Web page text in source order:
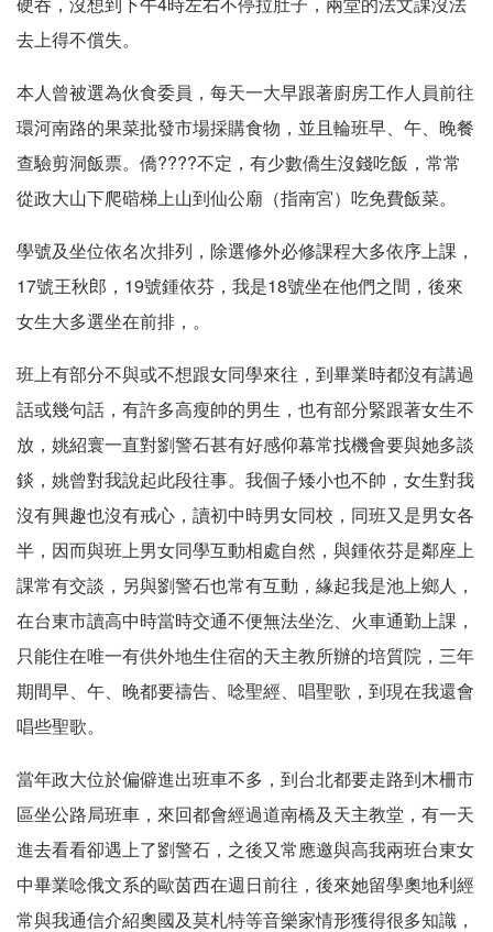
去上得不償失。
本人曾被選為伙食委員，每天一大早跟著廚房工作人員前往
環河南路的果菜批發市場採購食物，並且輪班早、午、晚餐
查驗剪洞飯票。僑????不定，有少數僑生沒錢吃飯，常常
從政大山下爬䃈梯上山到仙公廟（指南宮）吃免費飯菜。
學號及坐位依名次排列，除選修外必修課程大多依序上課，
17號王秋郎，19號鍾依芬，我是18號坐在他們之間，後來
女生大多選坐在前排，。
班上有部分不與或不想跟女同學來往，到畢業時都沒有講過
話或幾句話，有許多高瘦帥的男生，也有部分緊跟著女生不
放，姚紹寰一直對劉警石甚有好感仰幕常找機會要與她多談
錟，姚曾對我說起此段往事。我個子矮小也不帥，女生對我
沒有興趣也沒有戒心，讀初中時男女同校，同班又是男女各
半，因而與班上男女同學互動相處自然，與鍾依芬是鄰座上
課常有交談，另與劉警石也常有互動，緣起我是池上鄉人，
在台東市讀高中時當時交通不便無法坐汔、火車通勤上課，
只能住在唯一有供外地生住宿的天主教所辦的培質院，三年
期間早、午、晚都要禱告、唸聖經、唱聖歌，到現在我還會
唱些聖歌。
當年政大位於偏僻進出班車不多，到台北都要走路到木柵市
區坐公路局班車，來回都會經過道南橋及天主教堂，有一天
進去看看卻遇上了劉警石，之後又常應邀與高我兩班台東女
中畢業唸俄文系的歐茵西在週日前往，後來她留學奧地利經
常與我通信介紹奧國及莫札特等音樂家情形獲得很多知識，